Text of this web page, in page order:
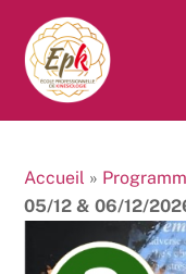
content
Accueil »
05/12 & 06/12/